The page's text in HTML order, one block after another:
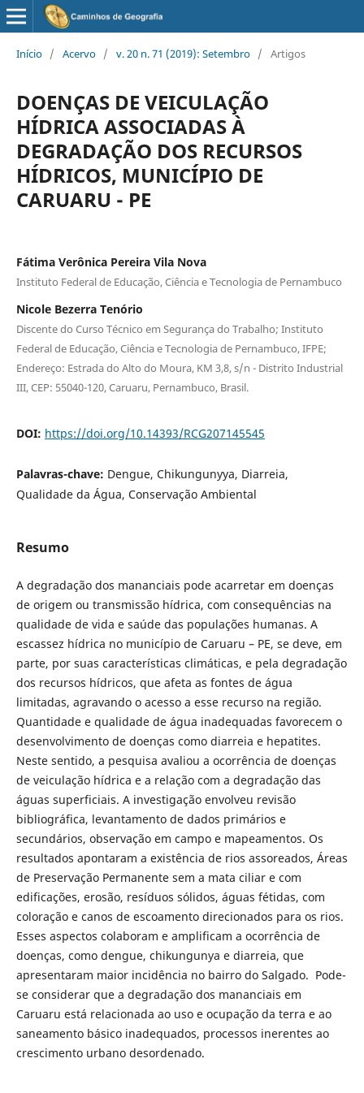
Início / Acervo / v. 20 n. 71 (2019): Setembro / Artigos
DOENÇAS DE VEICULAÇÃO
HÍDRICA ASSOCIADAS À
DEGRADAÇÃO DOS RECURSOS
HÍDRICOS, MUNICÍPIO DE
CARUARU - PE
Fátima Verônica Pereira Vila Nova
Instituto Federal de Educação, Ciência e Tecnologia de Pernambuco
Nicole Bezerra Tenório
Discente do Curso Técnico em Segurança do Trabalho; Instituto
Federal de Educação, Ciência e Tecnologia de Pernambuco, IFPE;
Endereço: Estrada do Alto do Moura, KM 3,8, s/n - Distrito Industrial
III, CEP: 55040-120, Caruaru, Pernambuco, Brasil.
DOI: https://doi.org/10.14393/RCG207145545
Palavras-chave: Dengue, Chikungunyya, Diarreia,
Qualidade da Água, Conservação Ambiental
Resumo
A degradação dos mananciais pode acarretar em doenças
de origem ou transmissão hídrica, com consequências na
qualidade de vida e saúde das populações humanas. A
escassez hídrica no município de Caruaru – PE, se deve, em
parte, por suas características climáticas, e pela degradação
dos recursos hídricos, que afeta as fontes de água
limitadas, agravando o acesso a esse recurso na região.
Quantidade e qualidade de água inadequadas favorecem o
desenvolvimento de doenças como diarreia e hepatites.
Neste sentido, a pesquisa avaliou a ocorrência de doenças
de veiculação hídrica e a relação com a degradação das
águas superficiais. A investigação envolveu revisão
bibliográfica, levantamento de dados primários e
secundários, observação em campo e mapeamentos. Os
resultados apontaram a existência de rios assoreados, Áreas
de Preservação Permanente sem a mata ciliar e com
edificações, erosão, resíduos sólidos, águas fétidas, com
coloração e canos de escoamento direcionados para os rios.
Esses aspectos colaboram e amplificam a ocorrência de
doenças, como dengue, chikungunya e diarreia, que
apresentaram maior incidência no bairro do Salgado. Pode-
se considerar que a degradação dos mananciais em
Caruaru está relacionada ao uso e ocupação da terra e ao
saneamento básico inadequados, processos inerentes ao
crescimento urbano desordenado.